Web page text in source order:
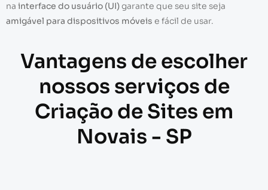
na interface do usuário (UI)garante que seu site seja
amigável para dispositivos móveis e fácil de usar.
Vantagens de escolher
nossos serviços de
Criação de Sites em
Novais - SP